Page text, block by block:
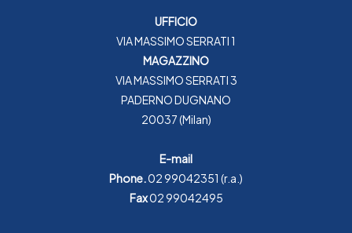
UFFICIO
VIA MASSIMO SERRATI 1
MAGAZZINO
VIA MASSIMO SERRATI 3
PADERNO DUGNANO
20037 (Milan)
E-mail
Phone.02 99042351 (r.a.)
Fax02 99042495